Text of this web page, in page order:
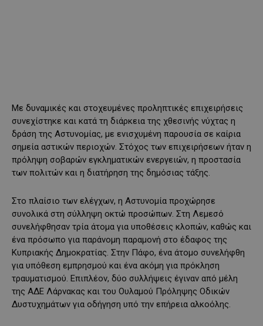
Με δυναμικές και στοχευμένες προληπτικές επιχειρήσεις
συνεχίστηκε και κατά τη διάρκεια της χθεσινής νύχτας η
δράση της Αστυνομίας, με ενισχυμένη παρουσία σε καίρια
σημεία αστικών περιοχών. Στόχος των επιχειρήσεων ήταν η
πρόληψη σοβαρών εγκληματικών ενεργειών, η προστασία
των πολιτών και η διατήρηση της δημόσιας τάξης.
Στο πλαίσιο των ελέγχων, η Αστυνομία προχώρησε
συνολικά στη σύλληψη οκτώ προσώπων. Στη Λεμεσό
συνελήφθησαν τρία άτομα για υποθέσεις κλοπών, καθώς και
ένα πρόσωπο για παράνομη παραμονή στο έδαφος της
Κυπριακής Δημοκρατίας. Στην Πάφο, ένα άτομο συνελήφθη
για υπόθεση εμπρησμού και ένα ακόμη για πρόκληση
τραυματισμού. Επιπλέον, δύο συλλήψεις έγιναν από μέλη
της ΑΔΕ Λάρνακας και του Ουλαμού Πρόληψης Οδικών
Δυστυχημάτων για οδήγηση υπό την επήρεια αλκοόλης.